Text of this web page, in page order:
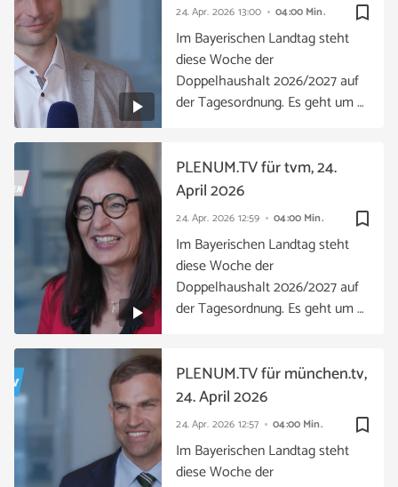
bookmark_border
24. Apr. 2026 13:00 04:00 Min.
Im Bayerischen Landtag steht
diese Woche der
Doppelhaushalt 2026/2027 auf
der Tagesordnung. Es geht um …
bookmark_border
24. Apr. 2026 12:59 04:00 Min.
PLENUM.TV für tvm, 24.
April 2026
Im Bayerischen Landtag steht
diese Woche der
Doppelhaushalt 2026/2027 auf
der Tagesordnung. Es geht um …
bookmark_border
24. Apr. 2026 12:57 04:00 Min.
PLENUM.TV für münchen.tv,
24. April 2026
Im Bayerischen Landtag steht
diese Woche der